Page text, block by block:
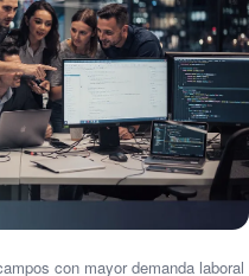
con mayor demanda laboral